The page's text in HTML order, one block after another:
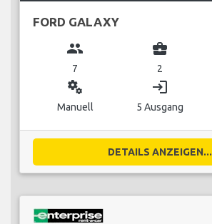
FORD GALAXY
group
7
business_center
2
miscellaneous_services
Manuell
login
5 Ausgang
DETAILS ANZEIGEN...